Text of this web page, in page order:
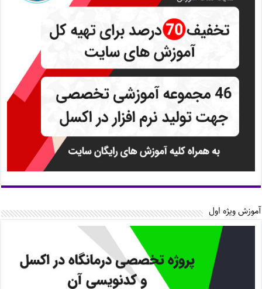
آموزش ویژه اول